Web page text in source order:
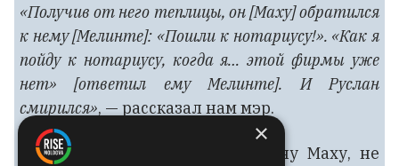
«Получив от него теплицы, он [Маху] обратился
к нему [Мелинте]: «Пошли к нотариусу!». «Как я
пойду к нотариусу, когда я… этой фирмы уже
нет» [ответил ему Мелинте]. И Руслан
смирился», — рассказал нам мэр.
Документы, подаренные Руслану Маху, не
×